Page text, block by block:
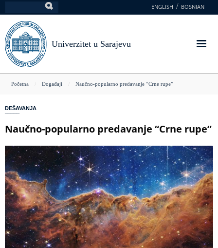
na
glavni
sadržaj
ENGLISH BOSNIAN
Univerzitet u Sarajevu
You
here
Početna Događaji Naučno-popularno predavanje “Crne rupe”
DEŠAVANJA
Naučno-popularno predavanje “Crne rupe”